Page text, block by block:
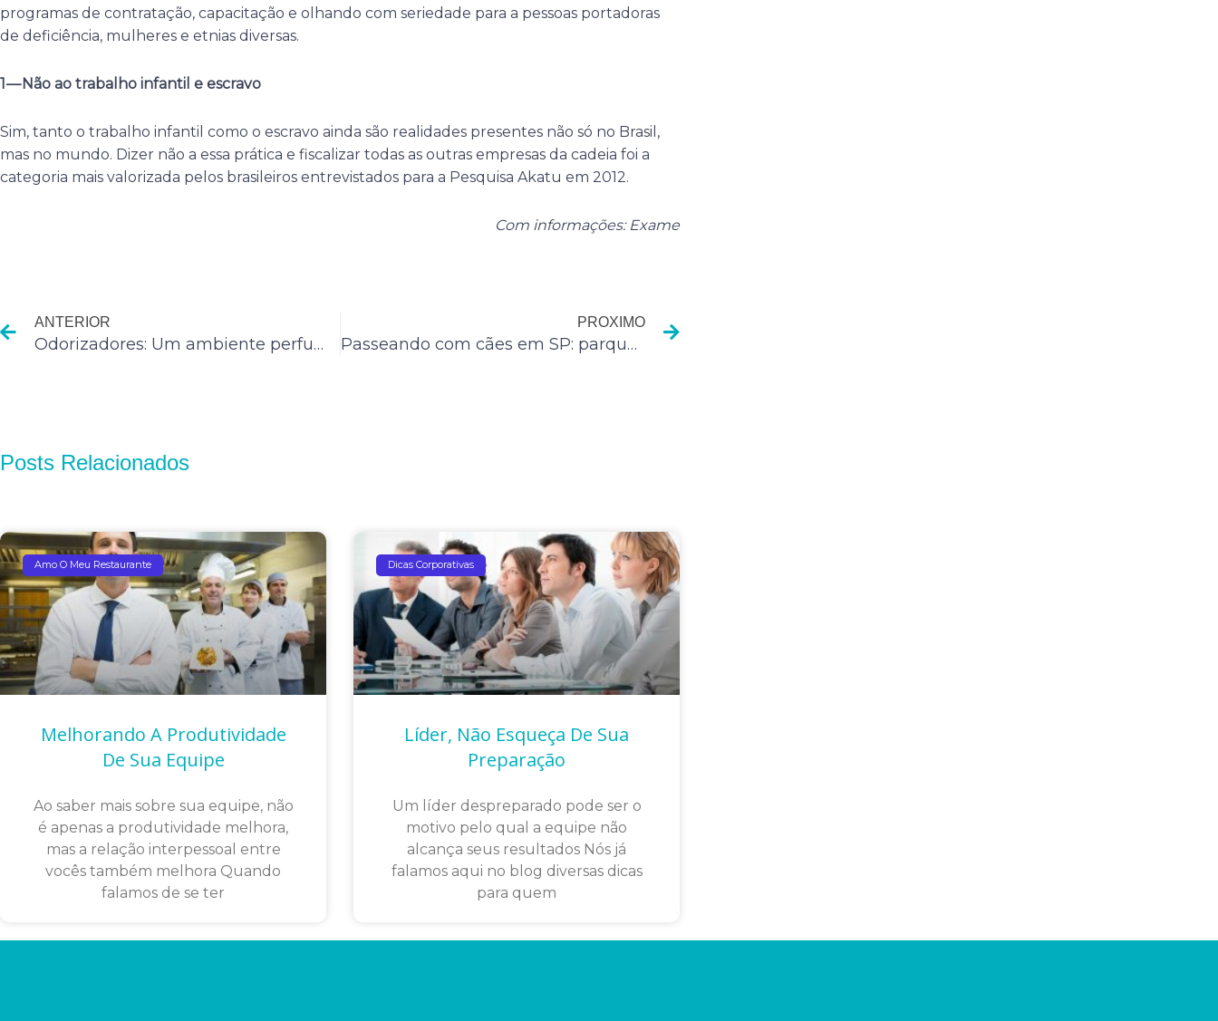
programas de contratação, capacitação e olhando com seriedade para a pessoas portadoras
de deficiência, mulheres e etnias diversas.
1 — Não ao trabalho infantil e escravo
Sim, tanto o trabalho infantil como o escravo ainda são realidades presentes não só no Brasil,
mas no mundo. Dizer não a essa prática e fiscalizar todas as outras empresas da cadeia foi a
categoria mais valorizada pelos brasileiros entrevistados para a Pesquisa Akatu em 2012.
Com informações: Exame
ANTERIOR
Odorizadores: Um ambiente perfumado e relaxante
PROXIMO
Passeando com cães em SP: parques e praças
Posts Relacionados
Amo O Meu Restaurante
Melhorando A Produtividade
De Sua Equipe
Ao saber mais sobre sua equipe, não
é apenas a produtividade melhora,
mas a relação interpessoal entre
vocês também melhora Quando
falamos de se ter
Dicas Corporativas
Líder, Não Esqueça De Sua
Preparação
Um líder despreparado pode ser o
motivo pelo qual a equipe não
alcança seus resultados Nós já
falamos aqui no blog diversas dicas
para quem